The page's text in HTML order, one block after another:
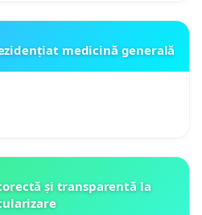
medicină generală
și transparentă la